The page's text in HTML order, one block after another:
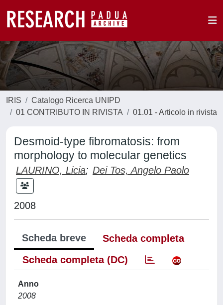
IRIS
Catalogo Ricerca UNIPD
01 CONTRIBUTO IN RIVISTA
01.01 - Articolo in rivista
Desmoid-type fibromatosis: from
morphology to molecular genetics
LAURINO, Licia; Dei Tos, Angelo Paolo
2008
Scheda breve
Scheda completa
Scheda completa (DC)
Anno
2008